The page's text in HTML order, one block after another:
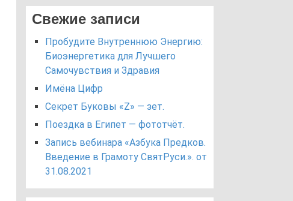
Свежие записи
Пробудите Внутреннюю Энергию:
Биоэнергетика для Лучшего
Самочувствия и Здравия
Имёна Цифр
Секрет Буковы «Z» — зет.
Поездка в Египет — фототчёт.
Запись вебинара «Азбука Предков.
Введение в Грамоту СвятРуси.». от
31.08.2021